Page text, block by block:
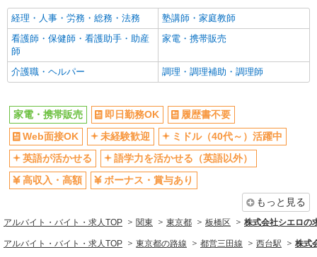
ネイルOK
ピアスOK
駅直結・駅チカ
車通勤OK
バイク通勤OK
社会保険あり
入社祝い金あり
ティブなど）あり
社員登用あり
同じ職種から求人を探す
販売・接客サービス
同じ特徴から求人を探す
未経験歓迎 ミドル（40代～）活躍中
経理・人事・労務・総務・法務
塾講師・家庭教師
看護師・保健師・看護助手・助産
師
家電・携帯販売
介護職・ヘルパー 調理・調理補助・調理師
家電・携帯販売 即日勤務OK
履歴書不要
Web面接OK
未経験歓迎
ミドル（40代～）活躍中
英語が活かせる
語学力を活かせる（英語以外）
高収入・高額
ボーナス・賞与あり
もっと見る
アルバイト・バイト・求人TOP 関東 東京都 板橋区 株式会社シエロの
アルバイト・バイト・求人TOP 東京都の路線 都営三田線 西台駅 株式